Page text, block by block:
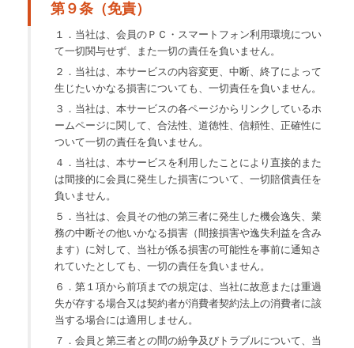
第９条（免責）
１．当社は、会員のＰＣ・スマートフォン利用環境につい
て一切関与せず、また一切の責任を負いません。
２．当社は、本サービスの内容変更、中断、終了によって
生じたいかなる損害についても、一切責任を負いません。
３．当社は、本サービスの各ページからリンクしているホ
ームページに関して、合法性、道徳性、信頼性、正確性に
ついて一切の責任を負いません。
４．当社は、本サービスを利用したことにより直接的また
は間接的に会員に発生した損害について、一切賠償責任を
負いません。
５．当社は、会員その他の第三者に発生した機会逸失、業
務の中断その他いかなる損害（間接損害や逸失利益を含み
ます）に対して、当社が係る損害の可能性を事前に通知さ
れていたとしても、一切の責任を負いません。
６．第１項から前項までの規定は、当社に故意または重過
失が存する場合又は契約者が消費者契約法上の消費者に該
当する場合には適用しません。
７．会員と第三者との間の紛争及びトラブルについて、当